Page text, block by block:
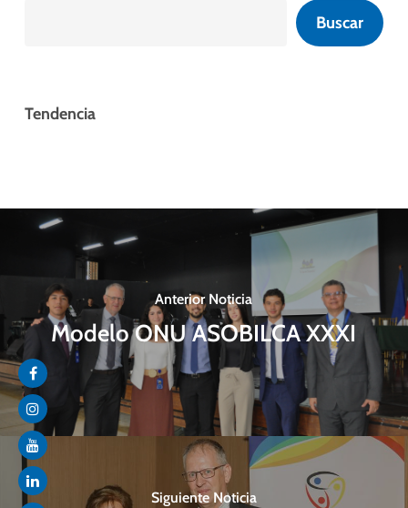
Buscar
Tendencia
Anterior Noticia
Modelo ONU ASOBILCA XXXI
Siguiente Noticia